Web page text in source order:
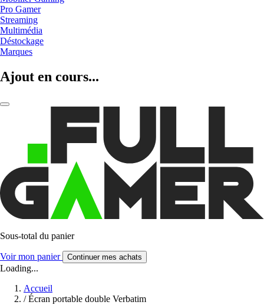
Pro Gamer
Streaming
Multimédia
Déstockage
Marques
Ajout en cours...
Sous-total du panier
Voir mon panier Continuer mes achats
Loading...
Accueil
/ Écran portable double Verbatim